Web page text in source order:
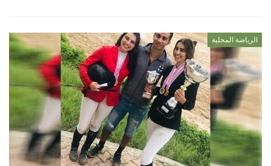
الرياضة المحلية